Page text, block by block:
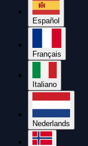
Español
Français
Italiano
Nederlands